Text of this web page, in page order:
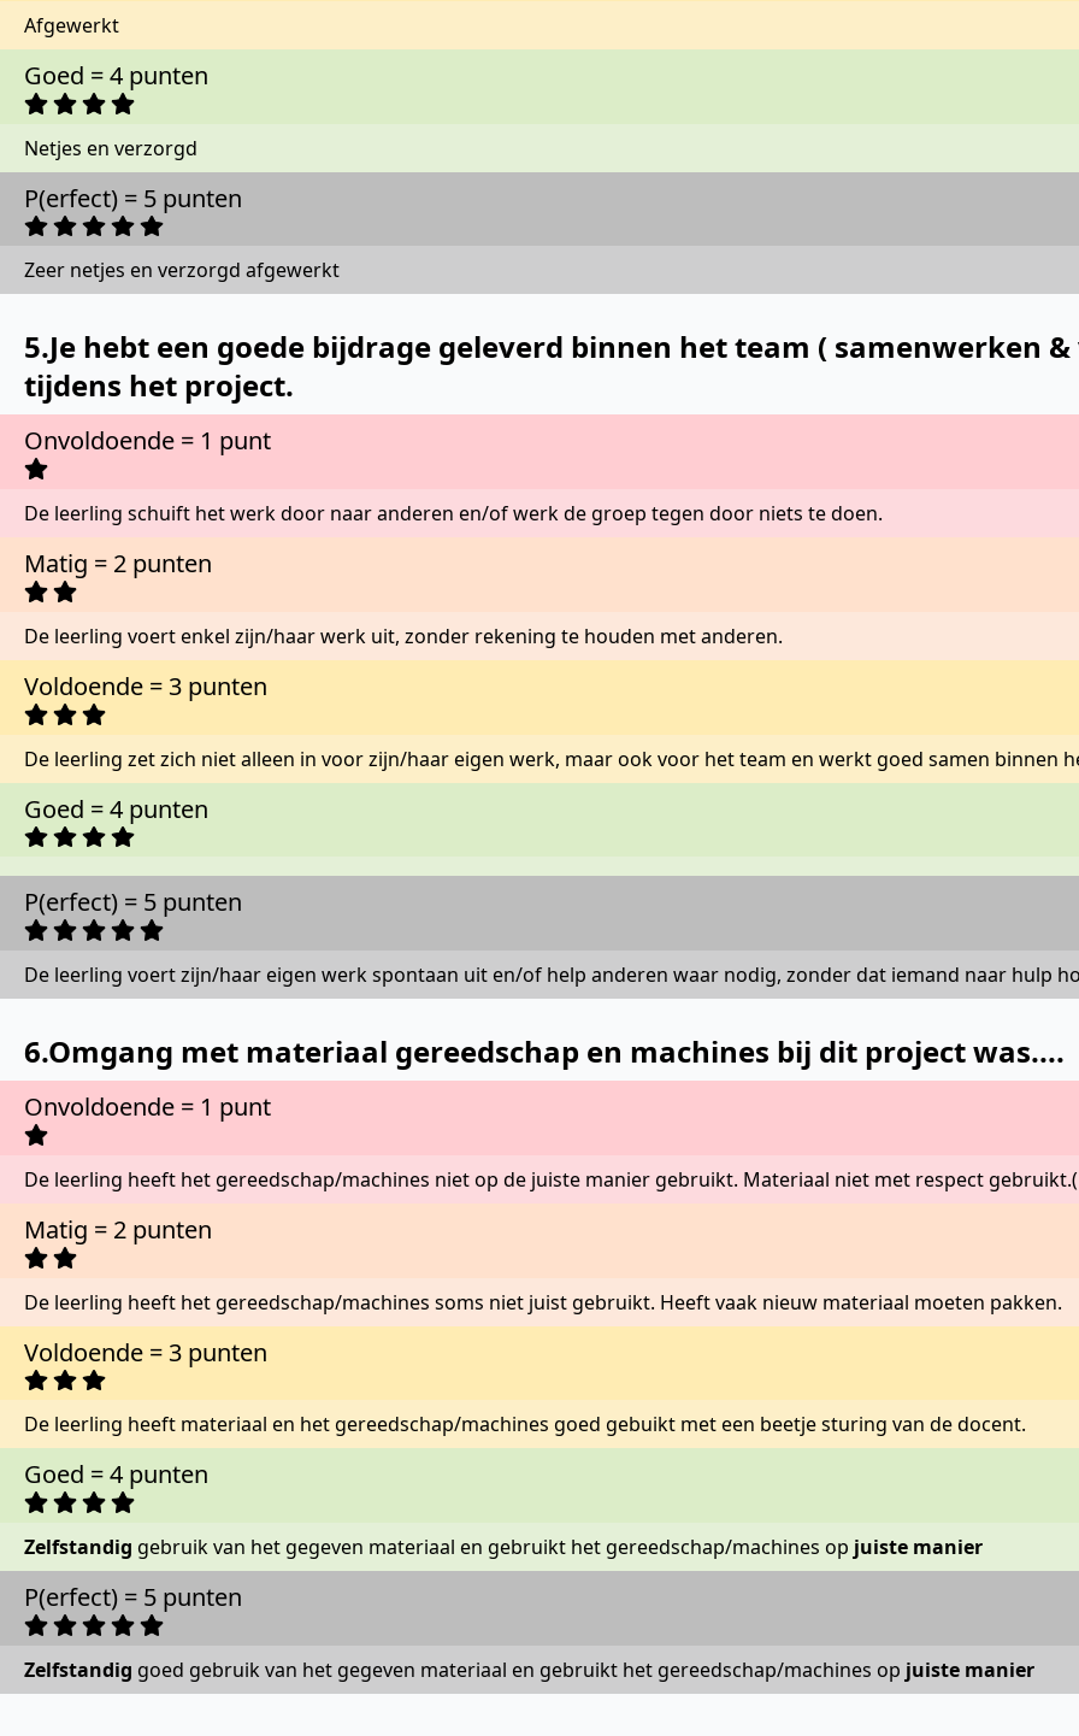
Afgewerkt
Goed = 4 punten
Netjes en verzorgd
P(erfect) = 5 punten
Zeer netjes en verzorgd afgewerkt
5.Je hebt een goede bijdrage geleverd binnen het team ( samenwerken
tijdens het project.
Onvoldoende = 1 punt
De leerling schuift het werk door naar anderen en/of werk de groep tegen door niets te doen.
Matig = 2 punten
De leerling voert enkel zijn/haar werk uit, zonder rekening te houden met anderen.
Voldoende = 3 punten
De leerling zet zich niet alleen in voor zijn/haar eigen werk, maar ook voor het team en werkt goed samen binnen
Goed = 4 punten
P(erfect) = 5 punten
De leerling voert zijn/haar eigen werk spontaan uit en/of help anderen waar nodig, zonder dat iemand naar hulp
6.Omgang met materiaal gereedschap en machines bij dit project was....
Onvoldoende = 1 punt
De leerling heeft het gereedschap/machines niet op de juiste manier gebruikt. Materiaal niet met respect
Matig = 2 punten
De leerling heeft het gereedschap/machines soms niet juist gebruikt. Heeft vaak nieuw materiaal moeten pakken.
Voldoende = 3 punten
De leerling heeft materiaal en het gereedschap/machines goed gebuikt met een beetje sturing van de docent.
Goed = 4 punten
Zelfstandig gebruik van het gegeven materiaal en gebruikt het gereedschap/machines op juiste manier
P(erfect) = 5 punten
Zelfstandig goed gebruik van het gegeven materiaal en gebruikt het gereedschap/machines op juiste manier